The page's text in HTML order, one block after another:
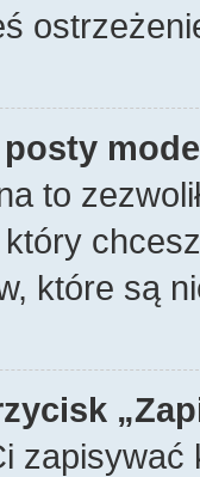
posty
to
które są